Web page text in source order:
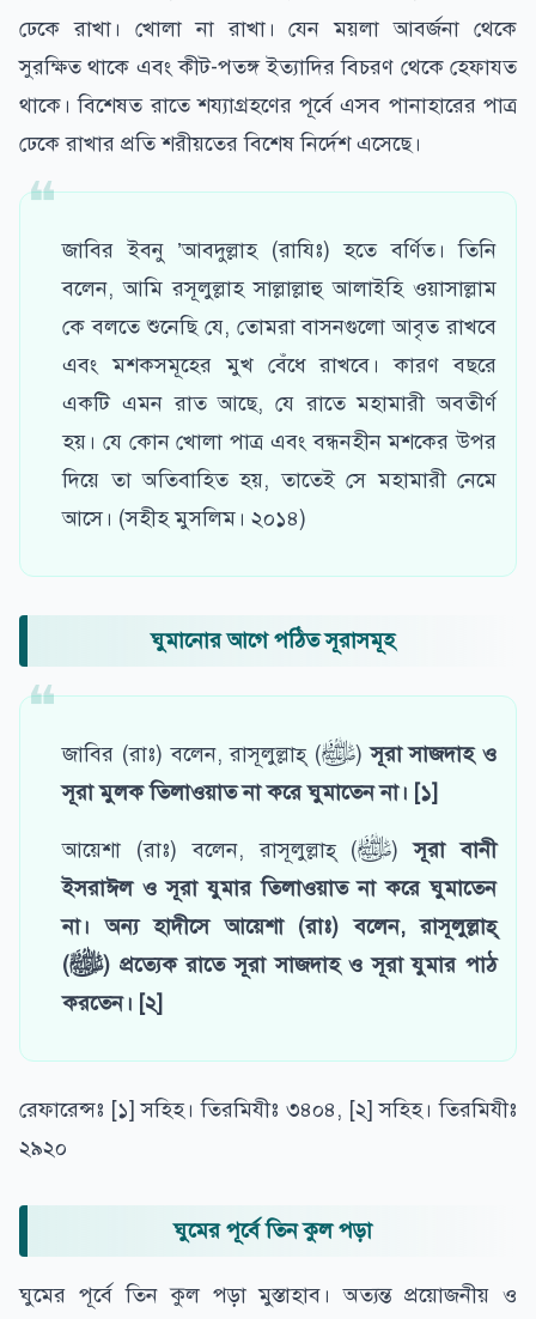
ঢেকে রাখা। খোলা না রাখা। যেন ময়লা আবর্জনা থেকে
সুরক্ষিত থাকে এবং কীট-পতঙ্গ ইত্যাদির বিচরণ থেকে হেফাযত
থাকে। বিশেষত রাতে শয্যাগ্রহণের পূর্বে এসব পানাহারের পাত্র
ঢেকে রাখার প্রতি শরীয়তের বিশেষ নির্দেশ এসেছে।
জাবির ইবনু ’আবদুল্লাহ (রাযিঃ) হতে বর্ণিত। তিনি
বলেন, আমি রসূলুল্লাহ সাল্লাল্লাহু আলাইহি ওয়াসাল্লাম
কে বলতে শুনেছি যে, তোমরা বাসনগুলো আবৃত রাখবে
এবং মশকসমূহের মুখ বেঁধে রাখবে। কারণ বছরে
একটি এমন রাত আছে, যে রাতে মহামারী অবতীর্ণ
হয়। যে কোন খোলা পাত্র এবং বন্ধনহীন মশকের উপর
দিয়ে তা অতিবাহিত হয়, তাতেই সে মহামারী নেমে
আসে। (সহীহ মুসলিম। ২০১৪)
ঘুমানোর আগে পঠিত সূরাসমূহ
জাবির (রাঃ) বলেন, রাসূলুল্লাহ্‌ (ﷺ)সূরা সাজদাহ ও
সূরা মুলক তিলাওয়াত না করে ঘুমাতেন না। [১]
আয়েশা (রাঃ) বলেন, রাসূলুল্লাহ্‌ (ﷺ)সূরা বানী
ইসরাঈল ও সূরা যুমার তিলাওয়াত না করে ঘুমাতেন
না। অন্য হাদীসে আয়েশা (রাঃ) বলেন, রাসূলুল্লাহ্‌
(ﷺ) প্রত্যেক রাতেসূরা সাজদাহ ও সূরা যুমারপাঠ
করতেন। [২]
রেফারেন্সঃ [১] সহিহ। তিরমিযীঃ ৩৪০৪, [২] সহিহ। তিরমিযীঃ
২৯২০
ঘুমের পূর্বে তিন কুল পড়া
ঘুমের পূর্বে তিন কুল পড়া মুস্তাহাব। অত্যন্ত প্রয়োজনীয় ও